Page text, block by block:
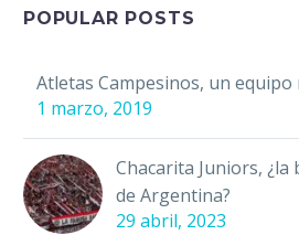
POPULAR POSTS
Atletas Campesinos, un
1 marzo, 2019
Chacarita Juniors,
de Argentina?
29 abril, 2023